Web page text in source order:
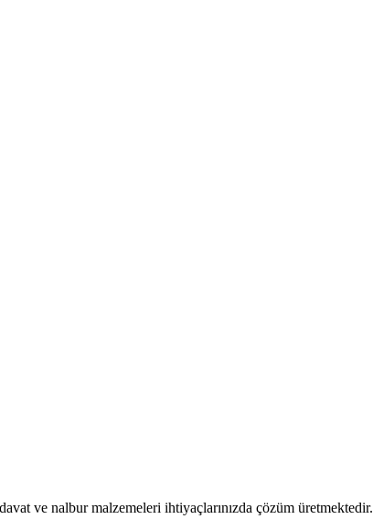
ve nalbur malzemeleri ihtiyaçlarınızda çözüm üretmektedir.